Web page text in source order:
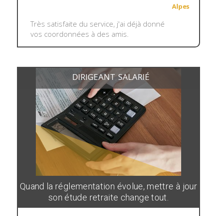
Alpes
Très satisfaite du service, j'ai déjà donné
vos coordonnées à des amis.
DIRIGEANT, SALARIÉ
Quand la réglementation évolue, mettre à jour
son étude retraite change tout.